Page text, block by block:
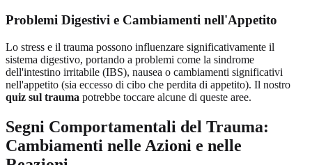
Problemi Digestivi e Cambiamenti nell'Appetito
Lo stress e il trauma possono influenzare significativamente il
sistema digestivo, portando a problemi come la sindrome
dell'intestino irritabile (IBS), nausea o cambiamenti significativi
nell'appetito (sia eccesso di cibo che perdita di appetito). Il nostro
quiz sul trauma potrebbe toccare alcune di queste aree.
Segni Comportamentali del Trauma:
Cambiamenti nelle Azioni e nelle